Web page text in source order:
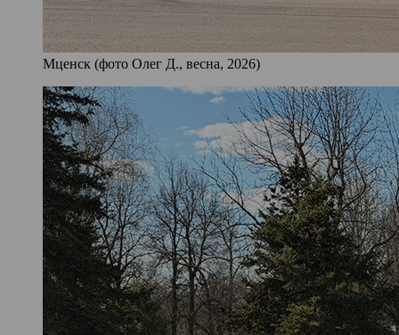
Мценск (фото Олег Д., весна, 2026)